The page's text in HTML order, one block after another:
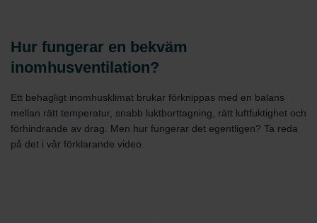
Hur fungerar en bekväm
inomhusventilation?
Ett behagligt inomhusklimat brukar förknippas med en balans
mellan rätt temperatur, snabb luktborttagning, rätt luftfuktighet och
förhindrande av drag. Men hur fungerar det egentligen? Ta reda
på det i vår förklarande video.